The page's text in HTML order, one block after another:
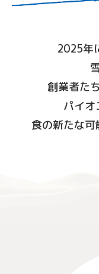
2025年
創業者た
パイオ
食の新たな可